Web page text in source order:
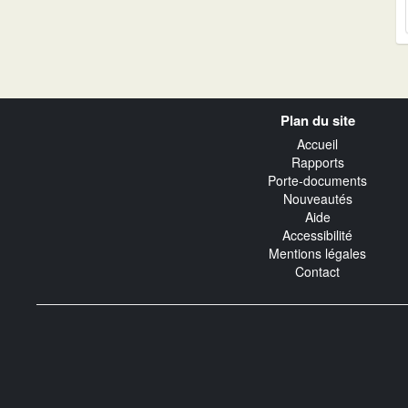
Plan du site
Accueil
Rapports
Porte-documents
Nouveautés
Aide
Accessibilité
Mentions légales
Contact